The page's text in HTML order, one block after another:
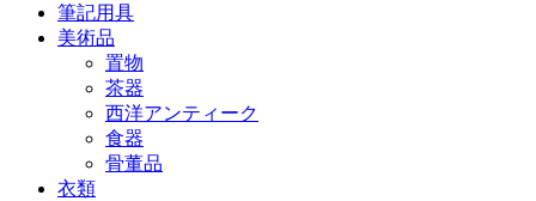
筆記用具
美術品
置物
茶器
西洋アンティーク
食器
骨董品
衣類